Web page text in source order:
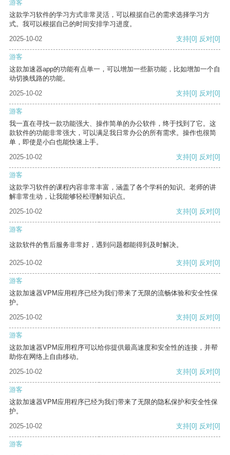
游客
这款学习软件的学习方式非常灵活，可以根据自己的需求选择学习方
式。我可以根据自己的时间安排学习进度。
2025-10-02
支持[0] 反对[0]
游客
这款加速器app的功能有点单一，可以增加一些新功能，比如增加一个自
动切换线路的功能。
2025-10-02
支持[0] 反对[0]
游客
我一直在寻找一款功能强大、操作简单的办公软件，终于找到了它。这
款软件的功能非常强大，可以满足我日常办公的所有需求。操作也很简
单，即使是小白也能快速上手。
2025-10-02
支持[0] 反对[0]
游客
这款学习软件的课程内容非常丰富，涵盖了各个学科的知识。老师的讲
解非常生动，让我能够轻松理解知识点。
2025-10-02
支持[0] 反对[0]
游客
这款软件的售后服务非常好，遇到问题都能得到及时解决。
2025-10-02 支持[0] 反对[0]
游客
这款加速器VPM应用程序已经为我们带来了无限的流畅体验和安全性保
护。
2025-10-02
支持[0] 反对[0]
游客
这款加速器VPM应用程序可以给你提供最高速度和安全性的连接，并帮
助你在网络上自由移动。
2025-10-02
支持[0] 反对[0]
游客
这款加速器VPM应用程序已经为我们带来了无限的隐私保护和安全性保
护。
2025-10-02
支持[0] 反对[0]
游客